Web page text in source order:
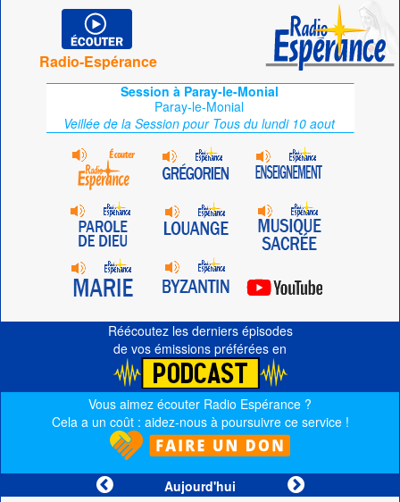
Radio-Espérance
Session à Paray-le-Monial
Paray-le-Monial
Veillée de la Session pour Tous du lundi 10 aout
Réécoutez les derniers épisodes
de vos émissions préférées en
Vous aimez écouter Radio Espérance ?
Cela a un coût : aidez-nous à poursuivre ce service !
Aujourd'hui